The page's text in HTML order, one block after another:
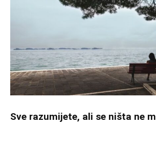
Sve razumijete, ali se ništa ne